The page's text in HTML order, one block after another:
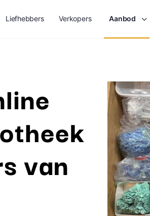
Liefhebbers Verkopers Aanbod
van